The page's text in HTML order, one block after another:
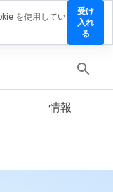
情報
を使用してい
受け
入れ
る